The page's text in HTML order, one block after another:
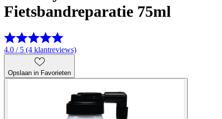
Fietsbandreparatie 75ml
4.0 / 5 (4 klantreviews)
Opslaan in Favorieten